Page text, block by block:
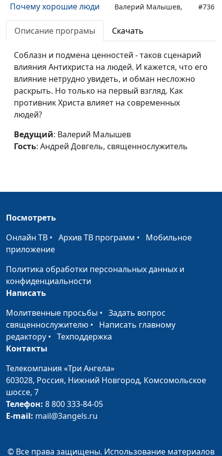
Почему хорошие люди
страдают?
Валерий Малышев,
священнослужитель
#736
Остановить
разрушение: как
противостоять агрессии
Валерий Малышев,
Андрей Довгель,
священнослужитель
#735
Точка кипения:
поговорим об агрессии
Валерий Малышев,
Андрей Довгель,
Сила и слабость в
христианской жизни
Валерий Малышев,
Андрей Довгель,
возможностей
Андрей Довгель,
христианской зрелости?
Андрей Довгель,
Зрелый христианин -
каким он должен быть?
Валерий Малышев,
Кто главный:
библейский взгляд на
современную семью
Валерий Малышев,
Михаил Долженко,
прятки
священнослужитель
Может ли
благословлять...
Призван ли христианин
Описание програмы Скачать
Соблазн и подмена ценностей - таков сценарий
влияния Антихриста на людей. И кажется, что его
влияние нетрудно увидеть, и обман несложно
раскрыть. Но только на первый взгляд. Как
противник Христа влияет на современных
людей?
Ведущий: Валерий Малышев
Гость: Андрей Довгель, священнослужитель
Посмотреть
Онлайн ТВ • Архив ТВ программ • Мобильное
приложение
Политика обработки персональных данных и
конфиденциальности
Написать
Молитвенные просьбы • Задать вопрос
священнослужителю • Написать главному
редактору • Техподдержка
Контакты
Телекомпания «Три Ангела»
603028, Россия, Нижний Новгород, Комсомольское
шоссе, 7
Телефон: 8 800 333-84-05
E-mail: mail@3angels.ru
© Все права защищены. Использование материалов